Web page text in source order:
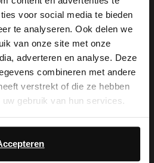
voor social media te bieden
te analyseren. Ook delen we
van onze site met onze
adverteren en analyse. Deze
combineren met andere
verstrekt of die ze hebben
gebruik van hun services.
met Google voor
Meer informatie over
gebruikt, vindt u op
×
in English?
isn't Dutch. Would
English?
No, stay in Dutch